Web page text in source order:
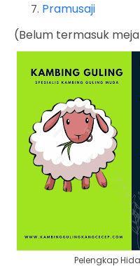
Pramusaji
(Belum termasuk
Pelengkap